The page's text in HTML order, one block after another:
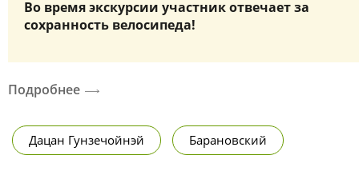
Во время экскурсии участник отвечает за
сохранность велосипеда!
Подробнее
Дацан Гунзечойнэй Барановский